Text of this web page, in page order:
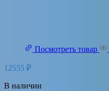
Посмотреть товар
12555 ₽
В наличии